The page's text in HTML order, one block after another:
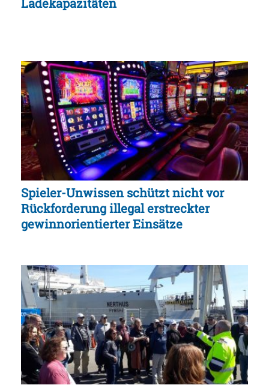
Spieler-Unwissen schützt nicht vor
Rückforderung illegal erstreckter
gewinnorientierter Einsätze